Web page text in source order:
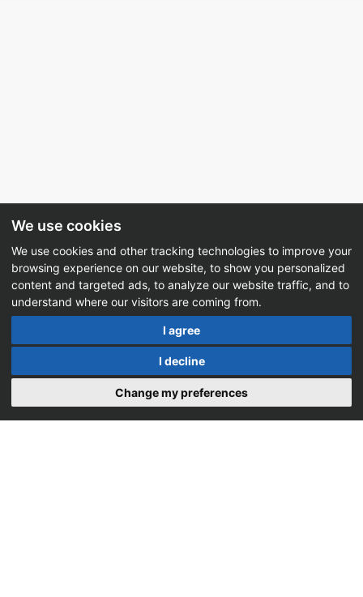
We use cookies
We use cookies and other tracking technologies to improve your
browsing experience on our website, to show you personalized
content and targeted ads, to analyze our website traffic, and to
understand where our visitors are coming from.
I agree
I decline
Change my preferences